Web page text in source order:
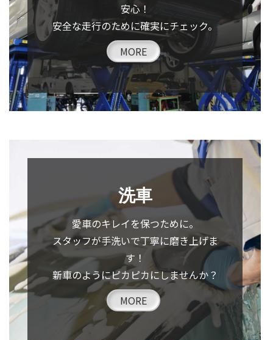
安心！
安全な走行のために確実にチェック。
MORE
洗車
愛車のキレイを保つために。
スタッフが手洗いで丁寧に磨き上げま
す！
新車のようにピカピカにしませんか？
MORE